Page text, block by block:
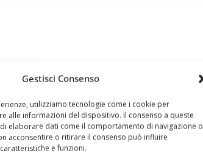
Gestisci Consenso
utilizziamo tecnologie come i cookie per
alle informazioni del dispositivo. Il consenso a queste
elaborare dati come il comportamento di navigazione o
acconsentire o ritirare il consenso può influire
e funzioni.
Inizia la sua attività nel 1998 gestendo un
s. Dal 2001 si dedica alla realizzazione
MHP per servizi interattivi del digitale